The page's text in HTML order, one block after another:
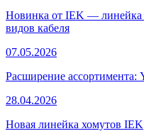
Новинка от IEK — линейка
видов кабеля
07.05.2026
Расширение
28.04.2026
Новая линейка хомутов IEK